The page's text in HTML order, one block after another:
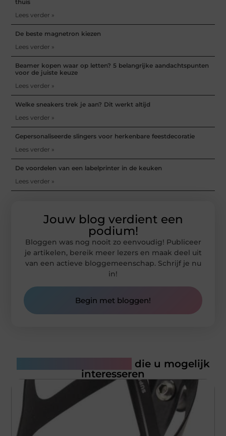
thuis
Lees verder »
De beste magnetron kiezen
Lees verder »
Beamer kopen waar op letten? 5 belangrijke aandachtspunten
voor de juiste keuze
Lees verder »
Welke sneakers trek je aan? Dit werkt altijd
Lees verder »
Gepersonaliseerde slingers voor herkenbare feestdecoratie
Lees verder »
De voordelen van een labelprinter in de keuken
Lees verder »
Jouw blog verdient een
podium!
Bloggen was nog nooit zo eenvoudig! Publiceer
je artikelen, bereik meer lezers en maak deel uit
van een actieve bloggemeenschap. Schrijf je nu
in!
Begin met bloggen!
die u mogelijk
interesseren